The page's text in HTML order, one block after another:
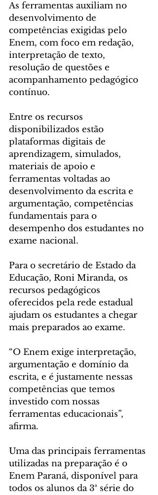
As ferramentas auxiliam no
desenvolvimento de
competências exigidas pelo
Enem, com foco em redação,
interpretação de texto,
resolução de questões e
acompanhamento pedagógico
contínuo.
Entre os recursos
disponibilizados estão
plataformas digitais de
aprendizagem, simulados,
materiais de apoio e
ferramentas voltadas ao
desenvolvimento da escrita e
argumentação, competências
fundamentais para o
desempenho dos estudantes no
exame nacional.
Para o secretário de Estado da
Educação, Roni Miranda, os
recursos pedagógicos
oferecidos pela rede estadual
ajudam os estudantes a chegar
mais preparados ao exame.
“O Enem exige interpretação,
argumentação e domínio da
escrita, e é justamente nessas
competências que temos
investido com nossas
ferramentas educacionais”,
afirma.
Uma das principais ferramentas
utilizadas na preparação é o
Enem Paraná, disponível para
todos os alunos da 3ª série do